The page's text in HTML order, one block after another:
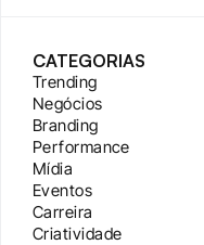
CATEGORIAS
Trending
Negócios
Branding
Performance
Mídia
Eventos
Carreira
Criatividade